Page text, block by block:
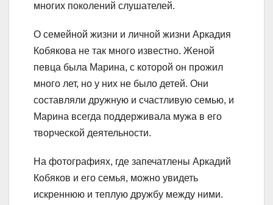
многих поколений слушателей.
О семейной жизни и личной жизни Аркадия
Кобякова не так много известно. Женой
певца была Марина, с которой он прожил
много лет, но у них не было детей. Они
составляли дружную и счастливую семью, и
Марина всегда поддерживала мужа в его
творческой деятельности.
На фотографиях, где запечатлены Аркадий
Кобяков и его семья, можно увидеть
искреннюю и теплую дружбу между ними.